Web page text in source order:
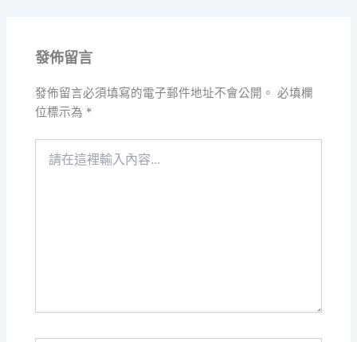
發佈留言
發佈留言必須填寫的電子郵件地址不會公開。 必填欄
位標示為 *